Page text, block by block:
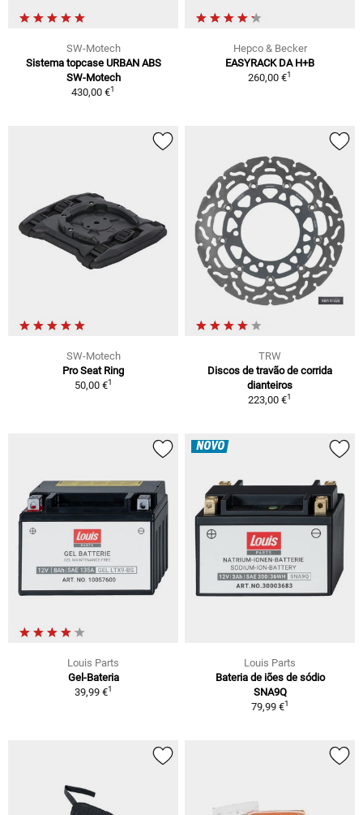
SW-Motech
Sistema topcase URBAN ABS
SW-Motech
430,00 €1
Hepco & Becker
EASYRACK DA H+B
260,00 €1
SW-Motech
Pro Seat Ring
50,00 €1
TRW
Discos de travão de corrida
dianteiros
223,00 €1
Louis Parts
Gel-Bateria
39,99 €1
NOVO
Louis Parts
Bateria de iões de sódio
SNA9Q
79,99 €1